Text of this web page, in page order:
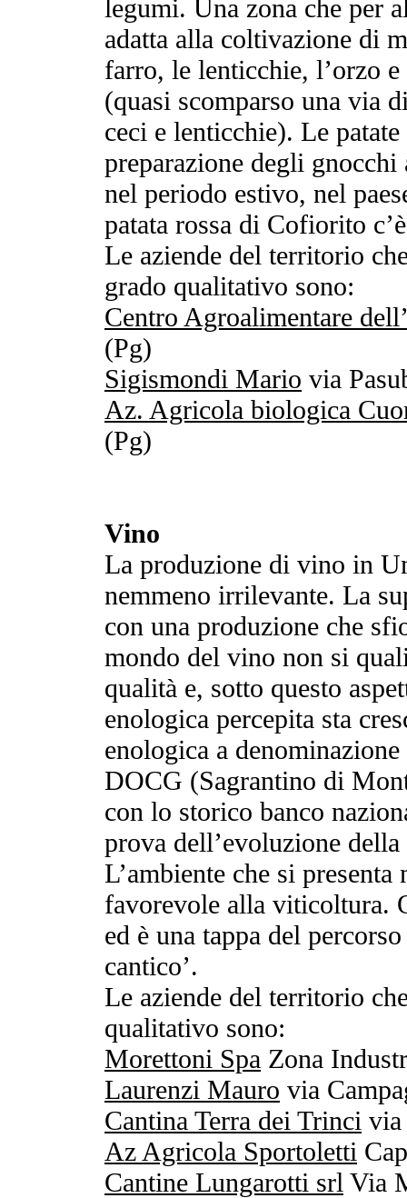
legumi. Una zona che per
adatta alla coltivazione di
farro, le lenticchie, l’orzo
(quasi scomparso una via
ceci e lenticchie). Le
preparazione degli gnocchi
nel periodo estivo, nel
patata rossa di Cofiorito
Le aziende del territorio
grado qualitativo sono:
Centro Agroalimentare
(Pg)
Sigismondi Mario via
Az. Agricola biologica
(Pg)
Vino
La produzione di vino in
nemmeno irrilevante. La
con una produzione che
mondo del vino non si
qualità e, sotto questo
enologica percepita sta
enologica a
DOCG (Sagrantino di
con lo storico banco
prova dell’evoluzione
L’ambiente che si
favorevole alla viticoltura.
ed è una tappa del
cantico’.
Le aziende del territorio
qualitativo sono:
Morettoni Spa Zona
Laurenzi Mauro via
Cantina Terra dei Trinci
Az Agricola Sportoletti
Cantine Lungarotti srl Via